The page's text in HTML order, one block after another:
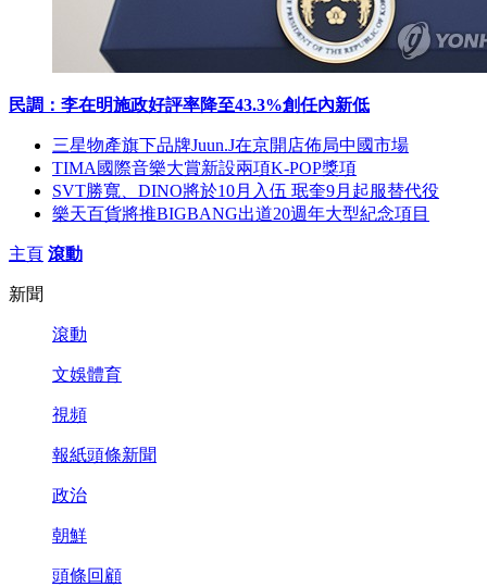
民調：李在明施政好評率降至43.3%創任內新低
三星物產旗下品牌Juun.J在京開店佈局中國市場
TIMA國際音樂大賞新設兩項K-POP獎項
SVT勝寬、DINO將於10月入伍 珉奎9月起服替代役
樂天百貨將推BIGBANG出道20週年大型紀念項目
主頁 滾動
新聞
滾動
文娛體育
視頻
報紙頭條新聞
政治
朝鮮
頭條回顧